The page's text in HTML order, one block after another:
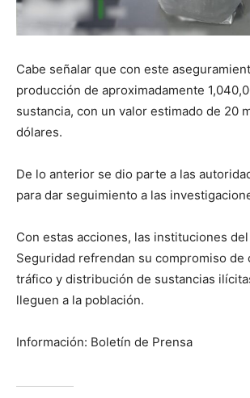
Cabe señalar que con este
producción de aproximadamente
sustancia, con un valor estimado de 20
dólares.
De lo anterior se dio parte a las
para dar seguimiento a las
Con estas acciones, las instituciones
Seguridad refrendan su compromiso de
tráfico y distribución de sustancias
lleguen a la población.
Información: Boletín de Prensa